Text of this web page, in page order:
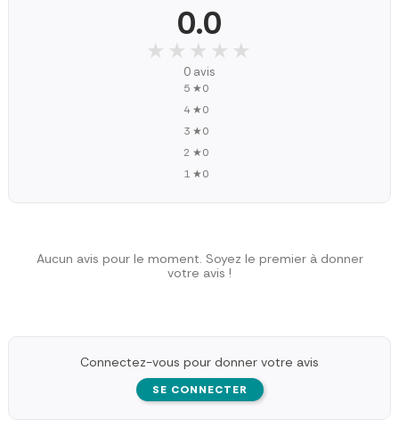
0.0
★★★★★
★★★★★
0 avis
5 ★0
4 ★0
3 ★0
2 ★0
1 ★0
Aucun avis pour le moment. Soyez le premier à donner
votre avis !
Connectez-vous pour donner votre avis
SE CONNECTER